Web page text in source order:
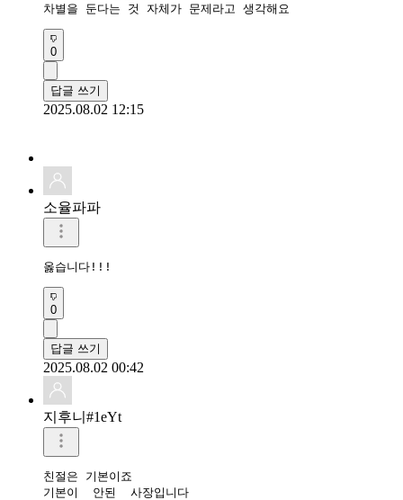
차별을 둔다는 것 자체가 문제라고 생각해요
0
답글 쓰기
2025.08.02 12:15
소율파파
옳습니다!!!
0
답글 쓰기
2025.08.02 00:42
지후니#1eYt
친절은 기본이죠
기본이  안된  사장입니다